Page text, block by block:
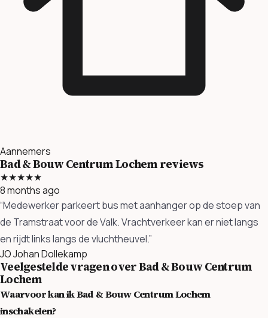
Aannemers
Bad & Bouw Centrum Lochem reviews
★★★★★
8 months ago
“Medewerker parkeert bus met aanhanger op de stoep van
de Tramstraat voor de Valk. Vrachtverkeer kan er niet langs
en rijdt links langs de vluchtheuvel.”
JOJohan Dollekamp
Veelgestelde vragen over Bad & Bouw Centrum
Lochem
Waarvoor kan ik Bad & Bouw Centrum Lochem
inschakelen?